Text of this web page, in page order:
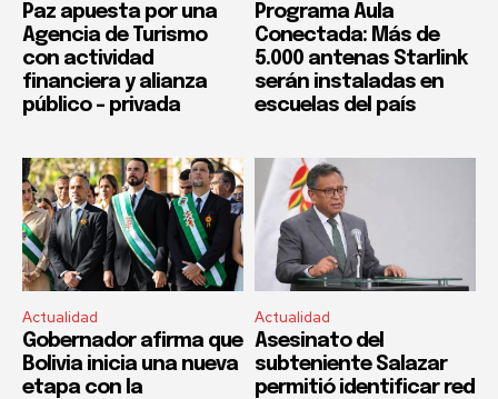
Paz apuesta por una
Agencia de Turismo
con actividad
financiera y alianza
público – privada
Programa Aula
Conectada: Más de
5.000 antenas Starlink
serán instaladas en
escuelas del país
Actualidad
Gobernador afirma que
Bolivia inicia una nueva
etapa con la
Actualidad
Asesinato del
subteniente Salazar
permitió identificar red